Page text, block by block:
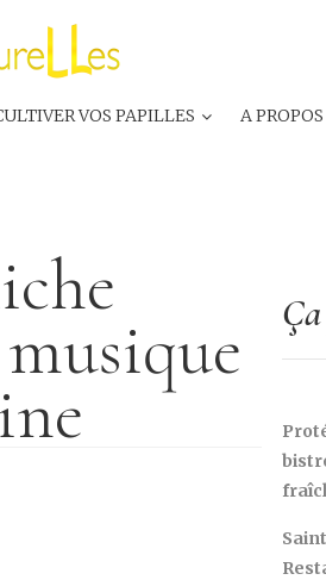
VOS PAPILLES A PROPOS